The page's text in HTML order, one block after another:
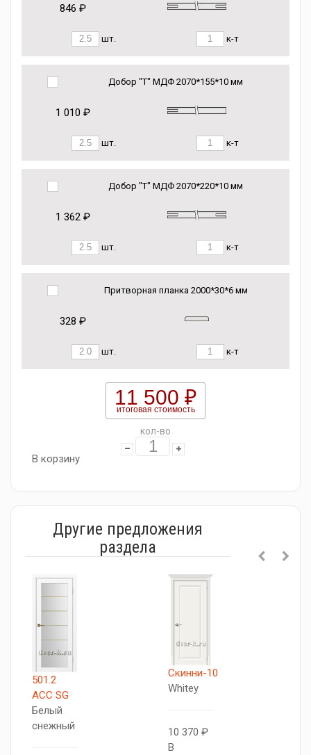
846 ₽
шт. к-т
Добор "Т" МДФ 2070*155*10 мм
1 010 ₽
шт. к-т
Добор "Т" МДФ 2070*220*10 мм
1 362 ₽
шт. к-т
Притворная планка 2000*30*6 мм
328 ₽
шт. к-т
11 500 ₽
итоговая стоимость
кол-во
В корзину
Другие предложения
раздела
501.2
АСС SG
Белый
снежный
Скинни-10
Whitey
10 370 ₽
В